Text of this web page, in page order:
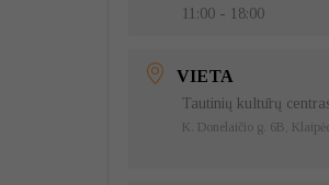
11:00 - 18:00
VIETA
Tautinių kultūrų
K. Donelaičio g. 6B,